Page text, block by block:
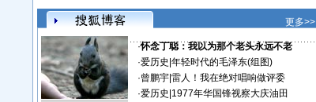
更多>>
·怀念丁聪：我以为那个老头永远不老
·爱历史 年轻时代的毛泽东(组图)
·曾鹏宇| 雷人！我在绝对唱响做评委
·爱历史 1977年华国锋视察大庆油田